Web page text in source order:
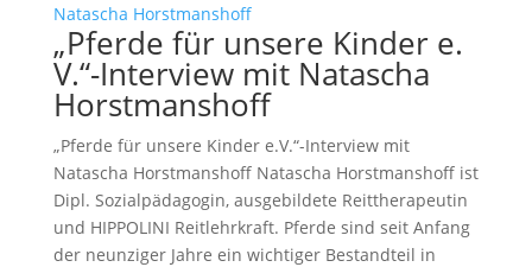
„Pferde für unsere Kinder e.
V.“-Interview mit Natascha
Horstmanshoff
„Pferde für unsere Kinder e.V.“-Interview mit
Natascha Horstmanshoff Natascha Horstmanshoff ist
Dipl. Sozialpädagogin, ausgebildete Reittherapeutin
und HIPPOLINI Reitlehrkraft. Pferde sind seit Anfang
der neunziger Jahre ein wichtiger Bestandteil in